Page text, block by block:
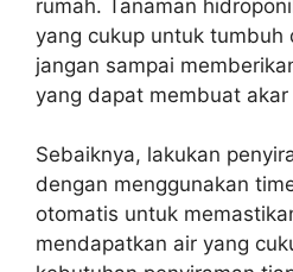
rumah. Tanaman
yang cukup untuk tumbuh
jangan sampai
yang dapat membuat
Sebaiknya, lakukan
dengan menggunakan
otomatis untuk
mendapatkan air yang